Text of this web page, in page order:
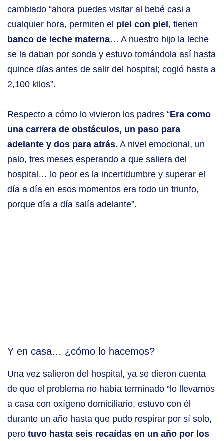
cambiado “ahora puedes visitar al bebé casi a
cualquier hora, permiten el piel con piel , tienen
banco de leche materna… A nuestro hijo la leche
se la daban por sonda y estuvo tomándola así hasta
quince días antes de salir del hospital; cogió hasta a
2,100 kilos”.
Respecto a cómo lo vivieron los padres “Era como
una carrera de obstáculos, un paso para
adelante y dos para atrás. A nivel emocional, un
palo, tres meses esperando a que saliera del
hospital… lo peor es la incertidumbre y superar el
día a día en esos momentos era todo un triunfo,
porque día a día salía adelante”.
Y en casa… ¿cómo lo hacemos?
Una vez salieron del hospital, ya se dieron cuenta
de que el problema no había terminado “lo llevamos
a casa con oxígeno domiciliario, estuvo con él
durante un año hasta que pudo respirar por sí solo,
pero tuvo hasta seis recaídas en un año por los